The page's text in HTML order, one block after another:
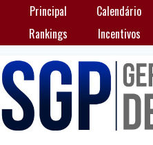
Principal Calendário
Rankings
Incentivos